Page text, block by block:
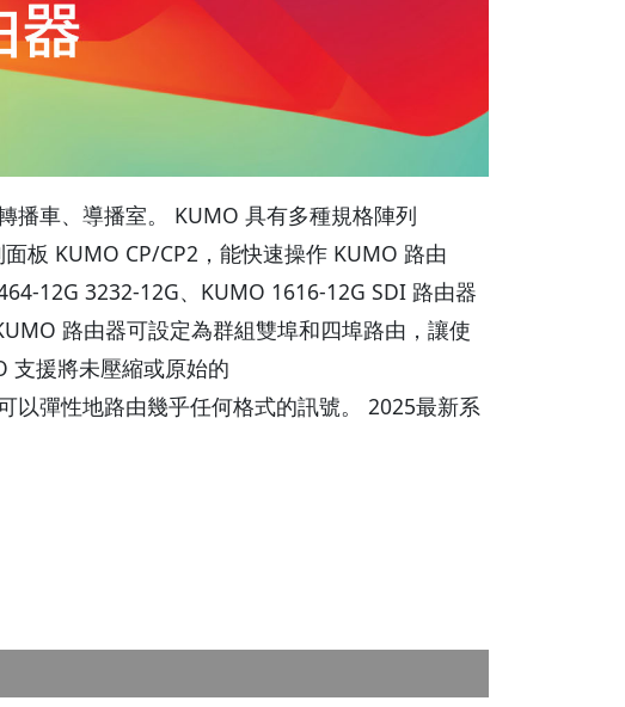
播車、導播室。 KUMO 具有多種規格陣列
板 KUMO CP/CP2，能快速操作 KUMO 路由
12G 3232-12G、KUMO 1616-12G SDI 路由器
路由器可設定為群組雙埠和四埠路由，讓使
支援將未壓縮或原始的
彈性地路由幾乎任何格式的訊號。 2025最新系